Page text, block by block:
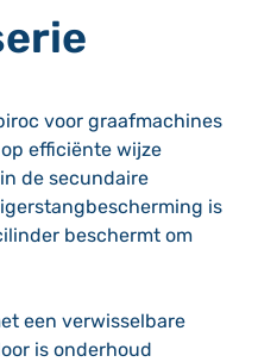
voor graafmachines
efficiënte wijze
de secundaire
is
beschermt om
een verwisselbare
is onderhoud